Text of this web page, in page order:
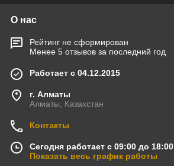
О нас
Рейтинг не сформирован
Менее 5 отзывов за последний год
Работает с 04.12.2015
г. Алматы
Алматы, Казахстан
Контакты
Сегодня работает с 09:00 до 18:00
Показать весь график работы